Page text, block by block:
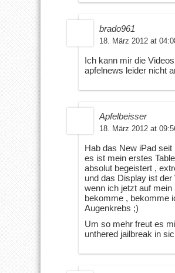
brado961
18. März 2012 at
Ich kann mir die
apfelnews leider nicht
Apfelbeisser
18. März 2012 at
Hab das New iPad seit
es ist mein erstes
absolut begeistert ,
und das Display ist der
wenn ich jetzt auf mein
bekomme , bekomme
Augenkrebs ;)
Um so mehr freut es
unthered jailbreak in